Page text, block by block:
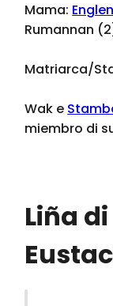
Mama:
Rumannan
Matriarca/
Wak e
miembro di
Liña